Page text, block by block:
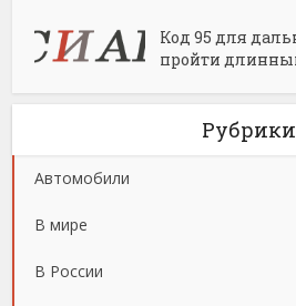
Код 95 для
пройти
Рубрики
Автомобили
В мире
В России